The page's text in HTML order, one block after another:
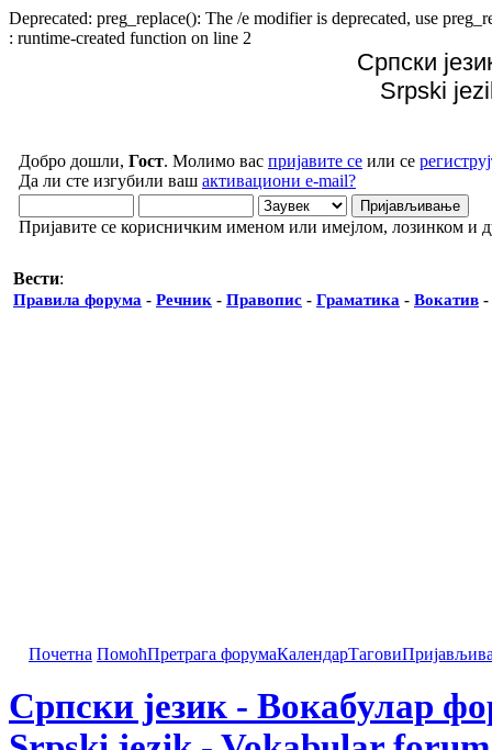
Deprecated: preg_replace(): The /e modifier is deprecated, use
: runtime-created function on line 2
Српски
Srpski
Добро дошли, Гост. Молимо вас пријавите се или се
Да ли сте изгубили ваш активациони e-mail?
Пријавите се корисничким именом или имејлом, лозинком и
Вести:
Правила форума - Речник - Правопис - Граматика - Вокатив -
Почетна ПомоћПретрага форумаКалендарТагови
Српски језик - Вокабулар